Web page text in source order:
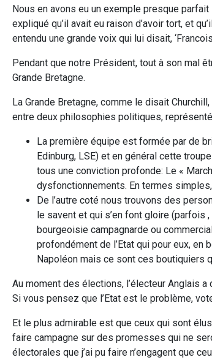
Nous en avons eu un exemple presque
expliqué qu’il avait eu raison d’avoir tort, et
entendu une grande voix qui lui disait,
Pendant que notre Président, tout à son mal
Grande Bretagne.
La Grande Bretagne, comme le disait
entre deux philosophies politiques,
La première équipe est formée par de
Edinburg, LSE) et en général cette
tous une conviction profonde: Le «
dysfonctionnements. En termes
De l’autre coté nous trouvons des
le savent et qui s’en font gloire (parfois
bourgeoisie campagnarde ou
profondément de l’Etat qui pour eux, en
Napoléon mais ce sont ces boutiquiers
Au moment des élections, l’électeur Anglais
Si vous pensez que l’Etat est le problème,
Et le plus admirable est que ceux qui sont
faire campagne sur des promesses qui ne
électorales que j’ai pu faire n’engagent que